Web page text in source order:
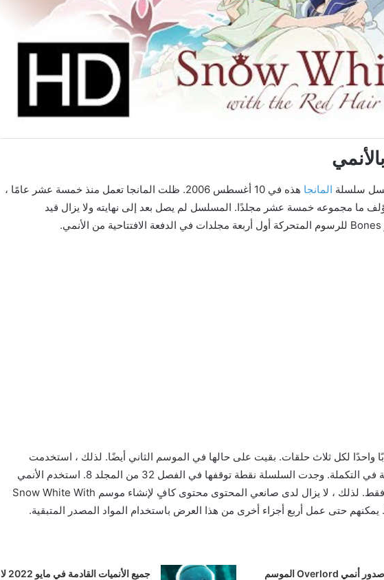
سلسلة المانجا
هذه في 10 أغسطس 2006. ظلت المانجا تعمل منذ خمسة عشر عامًا ،
ما مجموعه خمسة عشر مجلدًا. المسلسل لم يصل بعد إلى نهايته ولا يزال قيد
واحدًا لكل ثلاث حلقات. بقيت على حالها في الموسم الثاني أيضًا. لذلك ، استخدمت
العظام الكتب الأربعة التالية في التكملة. وجدت السلسلة نقطة توقفها في الفصل 32 من المجلد 8. استخدم الأنمي
ثلث إجمالي مادة المصدر فقط. لذلك ، لا يزال لدى صانعي المحتوى محتوى كافٍ لإنشاء موسم Snow White With
موعد صدور أنمي Overlord الموسم
جميع الأنميات القادمة في مايو 2022 لا